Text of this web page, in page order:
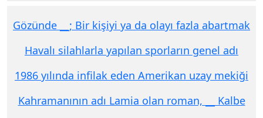
Gözünde __; Bir kişiyi ya da olayı fazla abartmak
Havalı silahlarla yapılan sporların genel adı
1986 yılında infilak eden Amerikan uzay mekiği
Kahramanının adı Lamia olan roman, __ Kalbe